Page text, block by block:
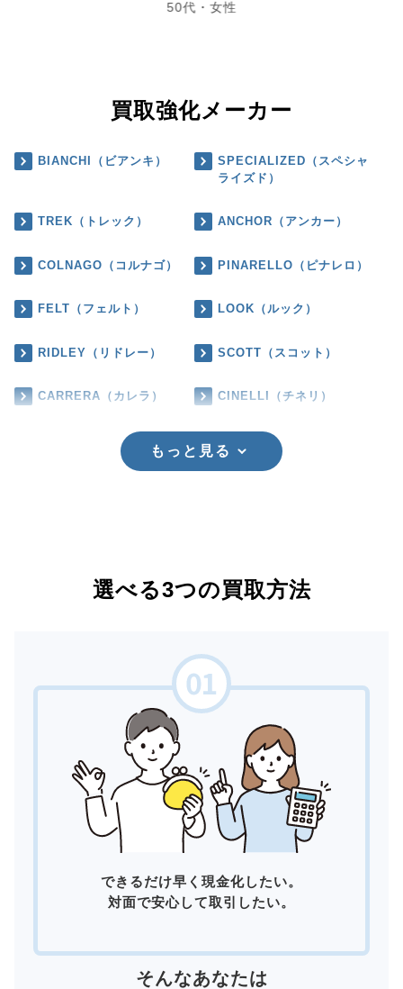
50代・女性
買取強化メーカー
BIANCHI（ビアンキ）
SPECIALIZED（スペシャ
ライズド）
TREK（トレック） ANCHOR（アンカー）
COLNAGO（コルナゴ） PINARELLO（ピナレロ）
FELT（フェルト） LOOK（ルック）
RIDLEY（リドレー） SCOTT（スコット）
CARRERA（カレラ） CINELLI（チネリ）
もっと見る
選べる3つの買取方法
できるだけ早く現金化したい。
対面で安心して取引したい。
そんなあなたは